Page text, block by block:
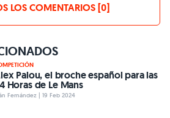
LOS COMENTARIOS [0]
Palou, el broche español para las
Horas de Le Mans
Fernández | 19 Feb 2024